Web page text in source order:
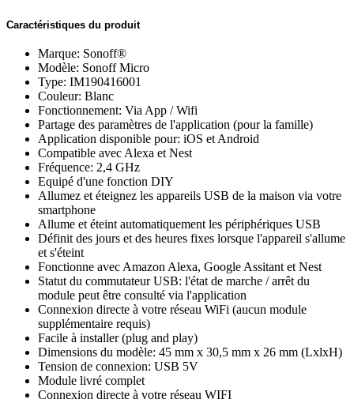
Caractéristiques du produit
Marque: Sonoff®
Modèle: Sonoff Micro
Type: IM190416001
Couleur: Blanc
Fonctionnement: Via App / Wifi
Partage des paramètres de l'application (pour la famille)
Application disponible pour: iOS et Android
Compatible avec Alexa et Nest
Fréquence: 2,4 GHz
Equipé d'une fonction DIY
Allumez et éteignez les appareils USB de la maison via votre
smartphone
Allume et éteint automatiquement les périphériques USB
Définit des jours et des heures fixes lorsque l'appareil s'allume
et s'éteint
Fonctionne avec Amazon Alexa, Google Assitant et Nest
Statut du commutateur USB: l'état de marche / arrêt du
module peut être consulté via l'application
Connexion directe à votre réseau WiFi (aucun module
supplémentaire requis)
Facile à installer (plug and play)
Dimensions du modèle: 45 mm x 30,5 mm x 26 mm (LxlxH)
Tension de connexion: USB 5V
Module livré complet
Connexion directe à votre réseau WIFI